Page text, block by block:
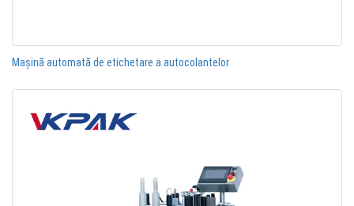
Mașină automată de etichetare a autocolantelor